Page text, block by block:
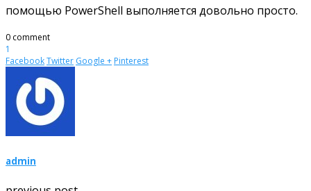
помощью PowerShell выполняется довольно просто.
0 comment
1
FacebookTwitter Google + Pinterest
admin